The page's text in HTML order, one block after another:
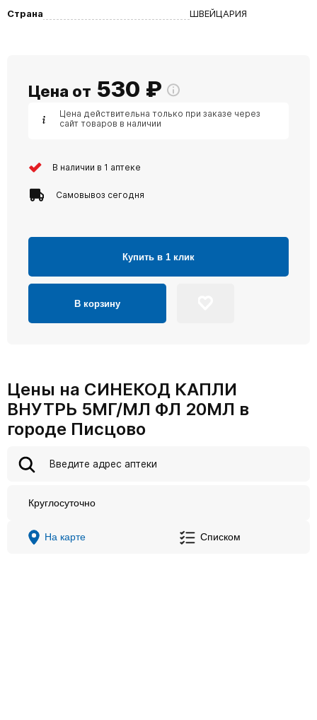
Страна
ШВЕЙЦАРИЯ
Цена от 530 ₽
Цена действительна только при заказе через
сайт товаров в наличии
В наличии в 1 аптеке
Самовывоз сегодня
Купить в 1 клик
В корзину
Цены на СИНЕКОД КАПЛИ
ВНУТРЬ 5МГ/МЛ ФЛ 20МЛ в
городе Писцово
Круглосуточно
На карте Списком